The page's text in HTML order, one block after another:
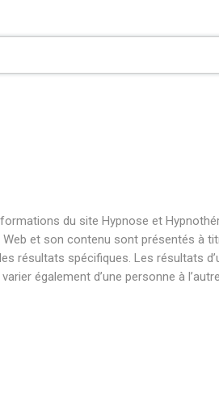
du site Hypnose et
Web et son contenu sont présentés à
résultats spécifiques. Les résultats
également d’une personne à